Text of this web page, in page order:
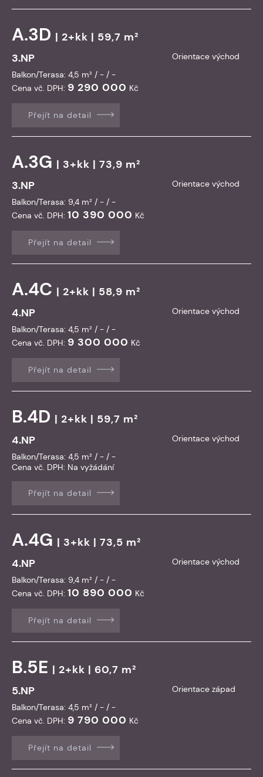
A.3D | 2+kk | 59,7 m²
3.NP
Orientace východ
Balkon/Terasa: 4,5 m² / - / -
Cena vč. DPH: 9 290 000 Kč
Přejít na detail
A.3G | 3+kk | 73,9 m²
3.NP
Orientace východ
Balkon/Terasa: 9,4 m² / - / -
Cena vč. DPH: 10 390 000 Kč
Přejít na detail
A.4C | 2+kk | 58,9 m²
4.NP
Orientace východ
Balkon/Terasa: 4,5 m² / - / -
Cena vč. DPH: 9 300 000 Kč
Přejít na detail
B.4D | 2+kk | 59,7 m²
4.NP
Orientace východ
Balkon/Terasa: 4,5 m² / - / -
Cena vč. DPH: Na vyžádání
Přejít na detail
A.4G | 3+kk | 73,5 m²
4.NP
Orientace východ
Balkon/Terasa: 9,4 m² / - / -
Cena vč. DPH: 10 890 000 Kč
Přejít na detail
B.5E | 2+kk | 60,7 m²
5.NP
Orientace západ
Balkon/Terasa: 4,5 m² / - / -
Cena vč. DPH: 9 790 000 Kč
Přejít na detail